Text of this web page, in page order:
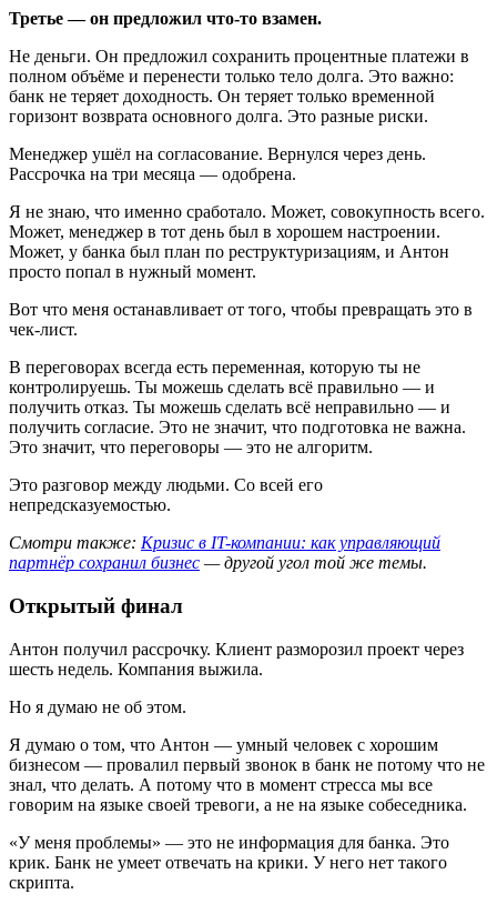
Третье — он предложил что-то взамен.
Не деньги. Он предложил сохранить процентные платежи в
полном объёме и перенести только тело долга. Это важно:
банк не теряет доходность. Он теряет только временной
горизонт возврата основного долга. Это разные риски.
Менеджер ушёл на согласование. Вернулся через день.
Рассрочка на три месяца — одобрена.
Я не знаю, что именно сработало. Может, совокупность всего.
Может, менеджер в тот день был в хорошем настроении.
Может, у банка был план по реструктуризациям, и Антон
просто попал в нужный момент.
Вот что меня останавливает от того, чтобы превращать это в
чек-лист.
В переговорах всегда есть переменная, которую ты не
контролируешь. Ты можешь сделать всё правильно — и
получить отказ. Ты можешь сделать всё неправильно — и
получить согласие. Это не значит, что подготовка не важна.
Это значит, что переговоры — это не алгоритм.
Это разговор между людьми. Со всей его
непредсказуемостью.
Смотри также: Кризис в IT-компании: как управляющий
партнёр сохранил бизнес — другой угол той же темы.
Открытый финал
Антон получил рассрочку. Клиент разморозил проект через
шесть недель. Компания выжила.
Но я думаю не об этом.
Я думаю о том, что Антон — умный человек с хорошим
бизнесом — провалил первый звонок в банк не потому что не
знал, что делать. А потому что в момент стресса мы все
говорим на языке своей тревоги, а не на языке собеседника.
«У меня проблемы» — это не информация для банка. Это
крик. Банк не умеет отвечать на крики. У него нет такого
скрипта.